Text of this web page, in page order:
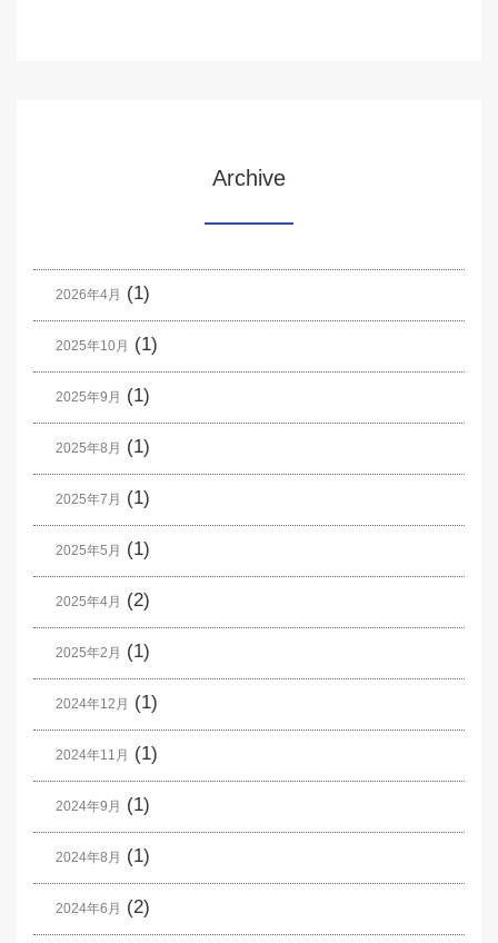
Archive
2026年4月 (1)
2025年10月 (1)
2025年9月 (1)
2025年8月 (1)
2025年7月 (1)
2025年5月 (1)
2025年4月 (2)
2025年2月 (1)
2024年12月 (1)
2024年11月 (1)
2024年9月 (1)
2024年8月 (1)
2024年6月 (2)